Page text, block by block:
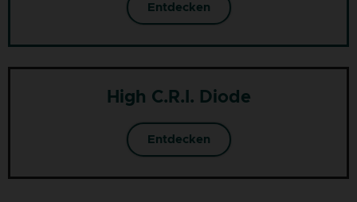
Entdecken
High C.R.I. Diode
Entdecken